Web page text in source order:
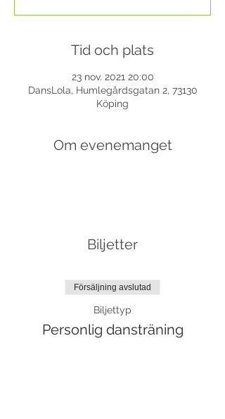
Tid och plats
23 nov. 2021 20:00
DansLola, Humlegårdsgatan 2, 73130
Köping
Om evenemanget
Biljetter
Försäljning avslutad
Biljettyp
Personlig dansträning